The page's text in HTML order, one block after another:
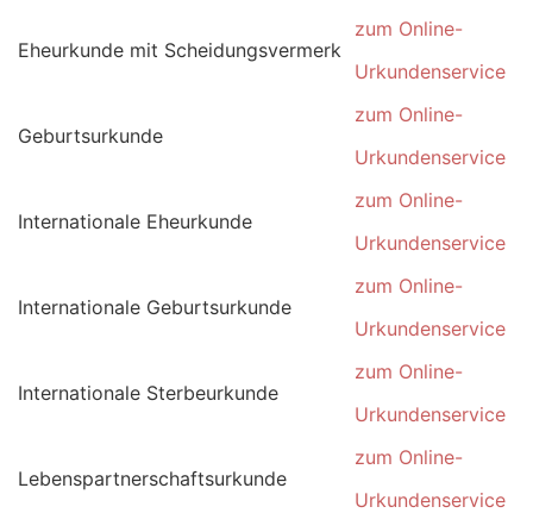
Eheurkunde mit Scheidungsvermerk
zum Online-
Urkundenservice
Geburtsurkunde
zum Online-
Urkundenservice
Internationale Eheurkunde
zum Online-
Urkundenservice
Internationale Geburtsurkunde
zum Online-
Urkundenservice
Internationale Sterbeurkunde
zum Online-
Urkundenservice
Lebenspartnerschaftsurkunde
zum Online-
Urkundenservice